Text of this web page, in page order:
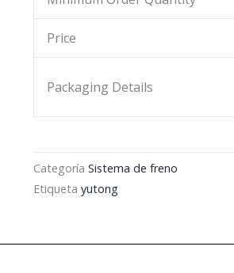
Price
Packaging Details
Categoría Sistema de freno
Etiqueta yutong